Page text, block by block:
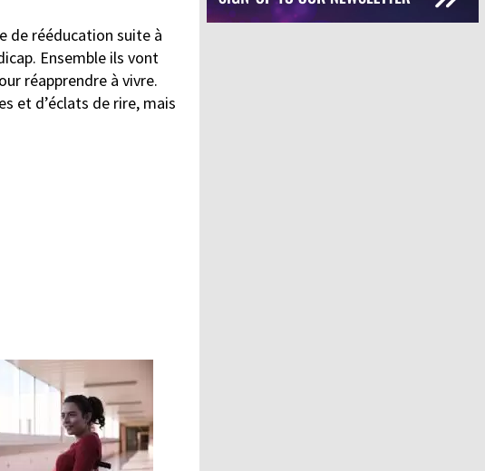
de rééducation suite à
Ensemble ils vont
réapprendre à vivre.
et d’éclats de rire, mais